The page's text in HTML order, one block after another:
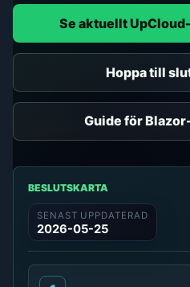
Se aktuellt
Hoppa till
Guide för
BESLUTSKARTA
SENAST UPPDATERAD
2026-05-25